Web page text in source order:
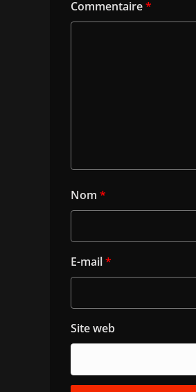
Commentaire*
Nom *
E-mail*
Site web